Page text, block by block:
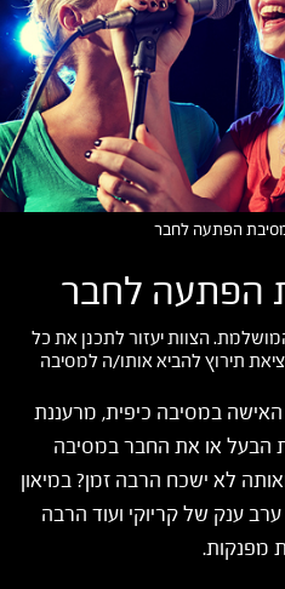
הפתעה לחבר
הפתעה לחבר
הצוות יעזור לתכנן את כל
תירוץ להביא אותו/ה למסיבה
במסיבה כיפית, מרעננת
הבעל או את החבר במסיבה
לא ישכח הרבה זמן? במיאון
ענק של קריוקי ועוד הרבה
מפנקות.